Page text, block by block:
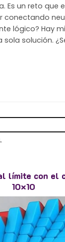
Es un reto que
lógico? Hay
solución.
límite con el
10×10